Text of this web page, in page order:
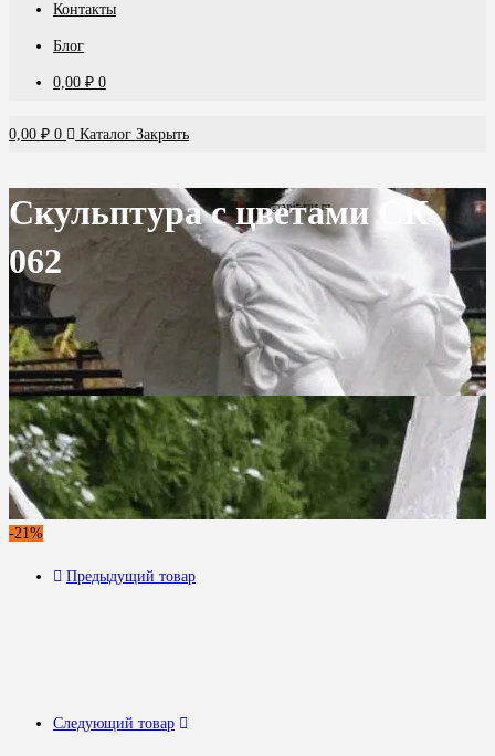
Контакты
Блог
0,00 ₽ 0
0,00 ₽ 0 Каталог Закрыть
Скульптура с цветами СК
062
-21%
Предыдущий товар
Следующий товар